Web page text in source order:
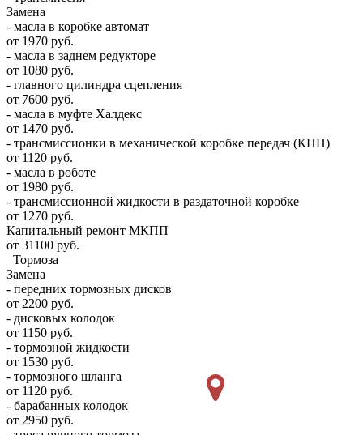
Замена
- масла в коробке автомат
от 1970 руб.
- масла в заднем редукторе
от 1080 руб.
- главного цилиндра сцепления
от 7600 руб.
- масла в муфте Халдекс
от 1470 руб.
- трансмиссионки в механической коробке передач (КПП)
от 1120 руб.
- масла в роботе
от 1980 руб.
- трансмиссионной жидкости в раздаточной коробке
от 1270 руб.
Капитальный ремонт МКПП
от 31100 руб.
Тормоза
Замена
- передних тормозных дисков
от 2200 руб.
- дисковых колодок
от 1150 руб.
- тормозной жидкости
от 1530 руб.
- тормозного шланга
от 1120 руб.
- барабанных колодок
от 2950 руб.